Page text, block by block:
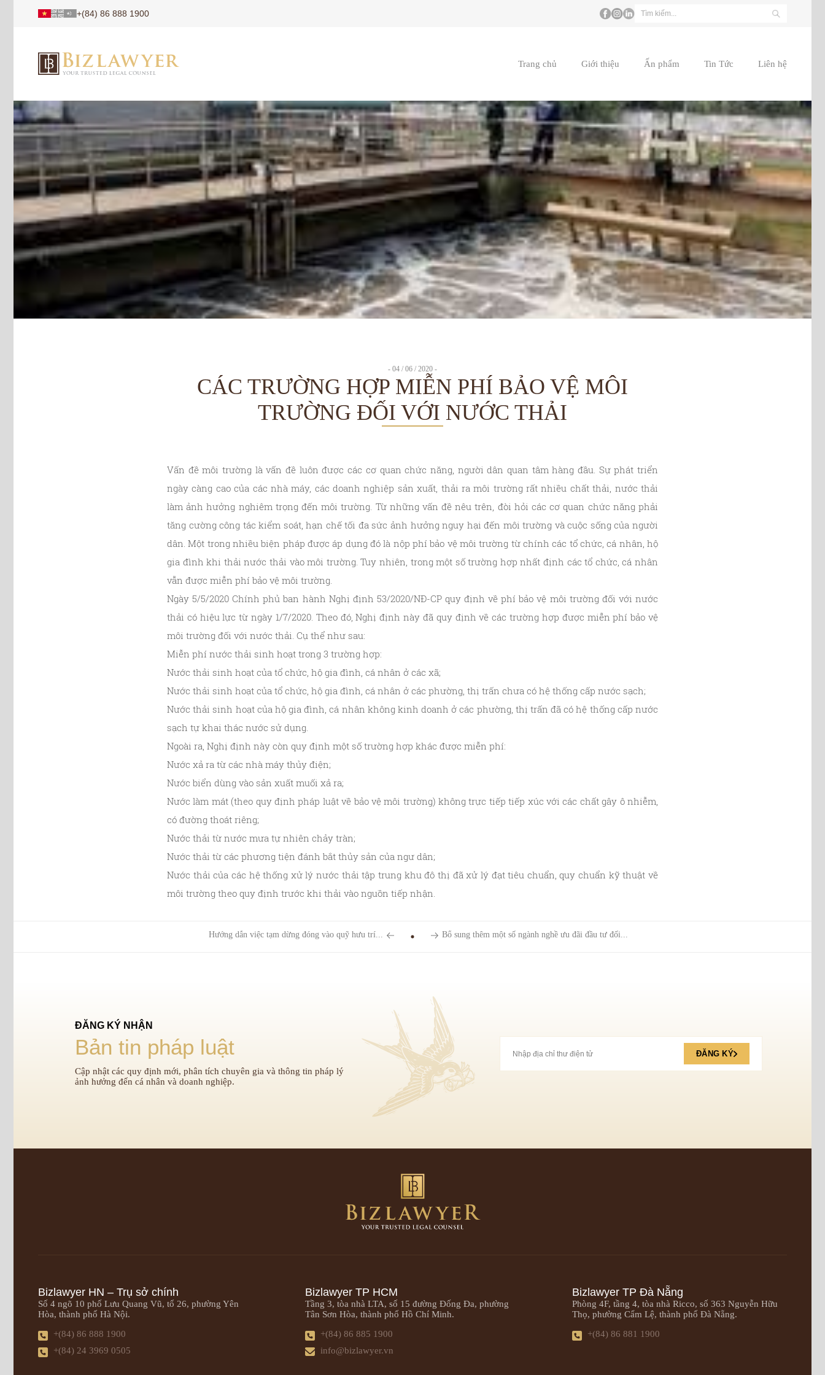
+(84) 86 888 1900
Trang chủ Giới thiệu Ấn phẩm Tin Tức Liên hệ
- 04 / 06 / 2020 -
CÁC TRƯỜNG HỢP MIỄN PHÍ BẢO VỆ MÔI
TRƯỜNG ĐỐI VỚI NƯỚC THẢI
Vấn đề môi trường là vấn đề luôn được các cơ quan chức năng, người dân quan tâm hàng đầu. Sự phát triển
ngày càng cao của các nhà máy, các doanh nghiệp sản xuất, thải ra môi trường rất nhiều chất thải, nước thải
làm ảnh hưởng nghiêm trọng đến môi trường. Từ những vấn đề nêu trên, đòi hỏi các cơ quan chức năng phải
tăng cường công tác kiểm soát, hạn chế tối đa sức ảnh hưởng nguy hại đến môi trường và cuộc sống của người
dân. Một trong nhiều biện pháp được áp dụng đó là nộp phí bảo vệ môi trường từ chính các tổ chức, cá nhân, hộ
gia đình khi thải nước thải vào môi trường. Tuy nhiên, trong một số trường hợp nhất định các tổ chức, cá nhân
vẫn được miễn phí bảo vệ môi trường.
Ngày 5/5/2020 Chính phủ ban hành Nghị định 53/2020/NĐ-CP quy định về phí bảo vệ môi trường đối với nước
thải có hiệu lực từ ngày 1/7/2020. Theo đó, Nghị định này đã quy định về các trường hợp được miễn phí bảo vệ
môi trường đối với nước thải. Cụ thể như sau:
Miễn phí nước thải sinh hoạt trong 3 trường hợp:
Nước thải sinh hoạt của tổ chức, hộ gia đình, cá nhân ở các xã;
Nước thải sinh hoạt của tổ chức, hộ gia đình, cá nhân ở các phường, thị trấn chưa có hệ thống cấp nước sạch;
Nước thải sinh hoạt của hộ gia đình, cá nhân không kinh doanh ở các phường, thị trấn đã có hệ thống cấp nước
sạch tự khai thác nước sử dụng.
Ngoài ra, Nghị định này còn quy định một số trường hợp khác được miễn phí:
Nước xả ra từ các nhà máy thủy điện;
Nước biển dùng vào sản xuất muối xả ra;
Nước làm mát (theo quy định pháp luật về bảo vệ môi trường) không trực tiếp tiếp xúc với các chất gây ô nhiễm,
có đường thoát riêng;
Nước thải từ nước mưa tự nhiên chảy tràn;
Nước thải từ các phương tiện đánh bắt thủy sản của ngư dân;
Nước thải của các hệ thống xử lý nước thải tập trung khu đô thị đã xử lý đạt tiêu chuẩn, quy chuẩn kỹ thuật về
môi trường theo quy định trước khi thải vào nguồn tiếp nhận.
Hướng dẫn việc tạm dừng đóng vào quỹ hưu trí... Bổ sung thêm một số ngành nghề ưu đãi đầu tư đối...
ĐĂNG KÝ NHẬN
Bản tin pháp luật
Cập nhật các quy định mới, phân tích chuyên gia và thông tin pháp lý
ảnh hưởng đến cá nhân và doanh nghiệp.
ĐĂNG KÝ
Bizlawyer HN – Trụ sở chính
Số 4 ngõ 10 phố Lưu Quang Vũ, tổ 26, phường Yên
Hòa, thành phố Hà Nội.
+(84) 86 888 1900
+(84) 24 3969 0505
Bizlawyer TP HCM
Tầng 3, tòa nhà LTA, số 15 đường Đống Đa, phường
Tân Sơn Hòa, thành phố Hồ Chí Minh.
+(84) 86 885 1900
info@bizlawyer.vn
Bizlawyer TP Đà Nẵng
Phòng 4F, tầng 4, tòa nhà Ricco, số 363 Nguyễn Hữu
Thọ, phường Cẩm Lệ, thành phố Đà Nẵng.
+(84) 86 881 1900